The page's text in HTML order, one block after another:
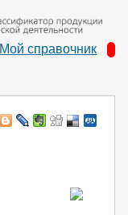
Мой справочник